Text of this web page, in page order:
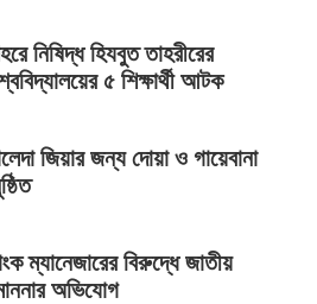
নিষিদ্ধ হিযবুত তাহরীরের
৫ শিক্ষার্থী আটক
জিয়ার জন্য দোয়া ও গায়েবানা
ম্যানেজারের বিরুদ্ধে জাতীয়
অভিযোগ